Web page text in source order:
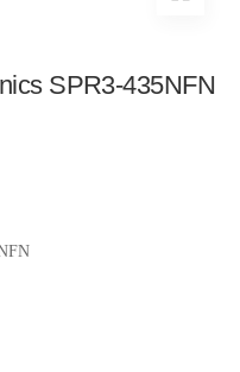
SPR3-435NFN